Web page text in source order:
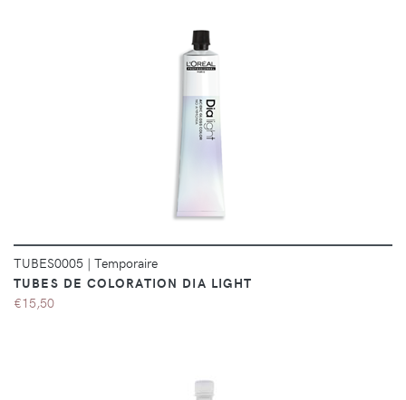
DÉTAILS
TUBES0005 | Temporaire
TUBES DE COLORATION DIA LIGHT
€15,50